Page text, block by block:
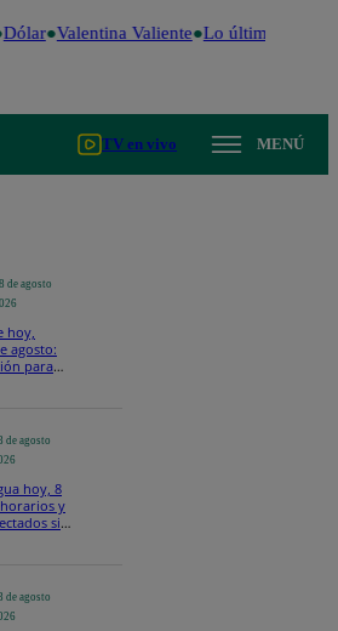
Valentina Valiente Lo último
TV en vivo MENÚ
de agosto
hoy,
agosto:
para
de agosto
hoy, 8
y
sin
de agosto